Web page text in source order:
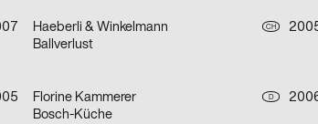
Haeberli & Winkelmann CH
Ballverlust
Florine Kammerer D
Bosch-Küche